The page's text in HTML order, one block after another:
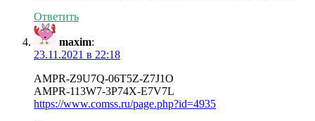
Ответить
maxim:
23.11.2021 в 22:18
AMPR-Z9U7Q-06T5Z-Z7J1O
AMPR-113W7-3P74X-E7V7L
https://www.comss.ru/page.php?id=4935